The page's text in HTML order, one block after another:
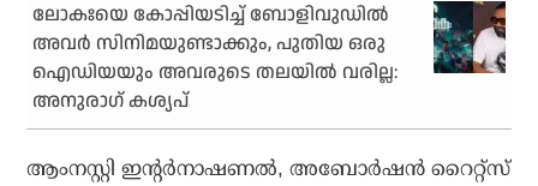
ലോകഃയെ കോപ്പിയടിച്ച് ബോളിവുഡില്‍
അവര്‍ സിനിമയുണ്ടാക്കും, പുതിയ ഒരു
ഐഡിയയും അവരുടെ തലയില്‍ വരില്ല:
അനുരാഗ് കശ്യപ്
ആംനസ്റ്റി ഇന്റര്‍നാഷണല്‍, അബോര്‍ഷന്‍ റൈറ്റ്‌സ്